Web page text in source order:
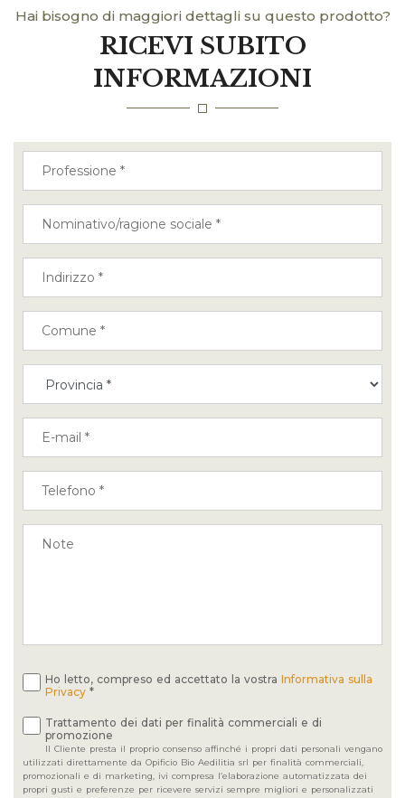
Hai bisogno di maggiori dettagli su questo prodotto?
RICEVI SUBITO
INFORMAZIONI
Ho letto, compreso ed accettato la vostra Informativa sulla
Privacy *
Trattamento dei dati per finalità commerciali e di
promozione
Il Cliente presta il proprio consenso affinché i propri dati personali vengano
utilizzati direttamente da Opificio Bio Aedilitia srl per finalità commerciali,
promozionali e di marketing, ivi compresa l’elaborazione automatizzata dei
propri gusti e preferenze per ricevere servizi sempre migliori e personalizzati